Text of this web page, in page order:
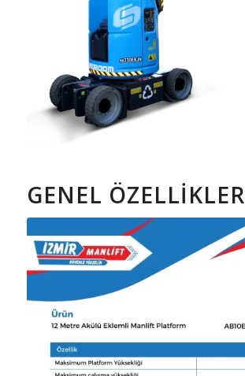
GENEL ÖZELLIKLER